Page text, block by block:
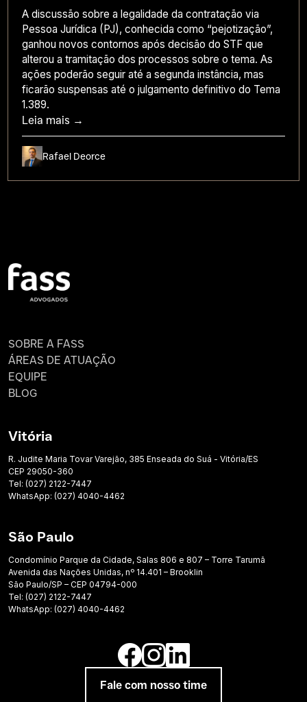
A discussão sobre a legalidade da contratação via
Pessoa Jurídica (PJ), conhecida como “pejotização”,
ganhou novos contornos após decisão do STF que
alterou a tramitação dos processos sobre o tema. As
ações poderão seguir até a segunda instância, mas
ficarão suspensas até o julgamento definitivo do Tema
1.389.
Leia mais →
Rafael Deorce
SOBRE A FASS
ÁREAS DE ATUAÇÃO
EQUIPE
BLOG
Vitória
R. Judite Maria Tovar Varejão, 385 Enseada do Suá - Vitória/ES
CEP 29050-360
Tel: (027) 2122-7447
WhatsApp: (027) 4040-4462
São Paulo
Condomínio Parque da Cidade, Salas 806 e 807 – Torre Tarumã
Avenida das Nações Unidas, nº 14.401 – Brooklin
São Paulo/SP – CEP 04794-000
Tel: (027) 2122-7447
WhatsApp: (027) 4040-4462
Fale com nosso time